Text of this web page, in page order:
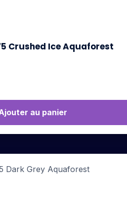
Crushed Ice Aquaforest
au panier